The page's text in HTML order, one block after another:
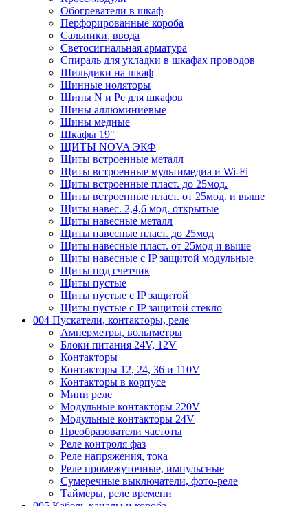
Обогреватели в шкаф
Перфорированные короба
Сальники, ввода
Светосигнальная арматура
Спираль для укладки в шкафах проводов
Шильдики на шкаф
Шинные иоляторы
Шины N и Pe для шкафов
Шины аллюминиевые
Шины медные
Шкафы 19"
ЩИТЫ NOVA ЭКФ
Щиты встроенные металл
Щиты встроенные мультимедиа и Wi-Fi
Щиты встроенные пласт. до 25мод.
Щиты встроенные пласт. от 25мод. и выше
Щиты навес. 2,4,6 мод. открытые
Щиты навесные металл
Щиты навесные пласт. до 25мод
Щиты навесные пласт. от 25мод и выше
Щиты навесные с IP защитой модульные
Щиты под счетчик
Щиты пустые
Щиты пустые с IP защитой
Щиты пустые с IP защитой стекло
004 Пускатели, контакторы, реле
Амперметры, вольтметры
Блоки питания 24V, 12V
Контакторы
Контакторы 12, 24, 36 и 110V
Контакторы в корпусе
Мини реле
Модульные контакторы 220V
Модульные контакторы 24V
Преобразователи частоты
Реле контроля фаз
Реле напряжения, тока
Реле промежуточные, импульсные
Сумеречные выключатели, фото-реле
Таймеры, реле времени